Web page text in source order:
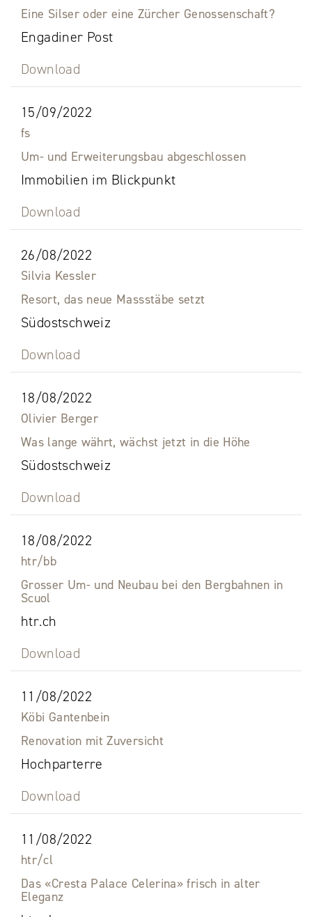
Eine Silser oder eine Zürcher Genossenschaft?
Engadiner Post
Download
15/09/2022
fs
Um- und Erweiterungsbau abgeschlossen
Immobilien im Blickpunkt
Download
26/08/2022
Silvia Kessler
Resort, das neue Massstäbe setzt
Südostschweiz
Download
18/08/2022
Olivier Berger
Was lange währt, wächst jetzt in die Höhe
Südostschweiz
Download
18/08/2022
htr/bb
Grosser Um- und Neubau bei den Bergbahnen in
Scuol
htr.ch
Download
11/08/2022
Köbi Gantenbein
Renovation mit Zuversicht
Hochparterre
Download
11/08/2022
htr/cl
Das «Cresta Palace Celerina» frisch in alter
Eleganz